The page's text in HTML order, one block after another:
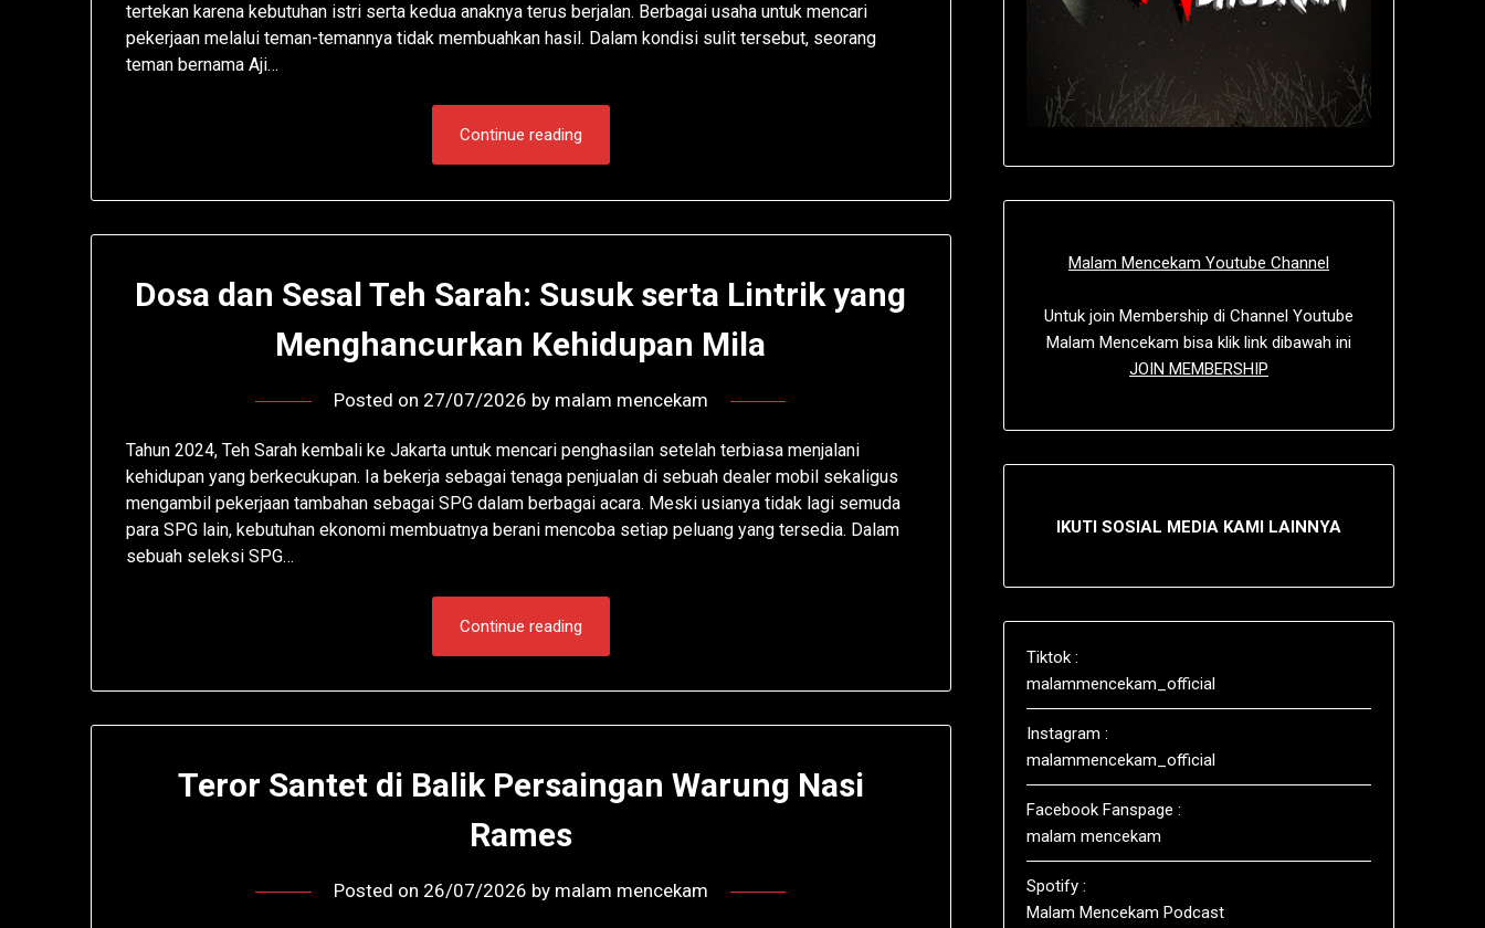
tertekan karena kebutuhan istri serta kedua anaknya terus berjalan. Berbagai usaha untuk mencari
pekerjaan melalui teman-temannya tidak membuahkan hasil. Dalam kondisi sulit tersebut, seorang
teman bernama Aji…
Continue reading
Dosa dan Sesal Teh Sarah: Susuk serta Lintrik yang
Menghancurkan Kehidupan Mila
Posted on 27/07/2026 by malam mencekam
Tahun 2024, Teh Sarah kembali ke Jakarta untuk mencari penghasilan setelah terbiasa menjalani
kehidupan yang berkecukupan. Ia bekerja sebagai tenaga penjualan di sebuah dealer mobil sekaligus
mengambil pekerjaan tambahan sebagai SPG dalam berbagai acara. Meski usianya tidak lagi semuda
para SPG lain, kebutuhan ekonomi membuatnya berani mencoba setiap peluang yang tersedia. Dalam
sebuah seleksi SPG…
Continue reading
Teror Santet di Balik Persaingan Warung Nasi
Rames
Posted on 26/07/2026 by malam mencekam
Malam Mencekam Youtube Channel
Untuk join Membership di Channel Youtube
Malam Mencekam bisa klik link dibawah ini
JOIN MEMBERSHIP
IKUTI SOSIAL MEDIA KAMI LAINNYA
Tiktok :
malammencekam_official
Instagram :
malammencekam_official
Facebook Fanspage :
malam mencekam
Spotify :
Malam Mencekam Podcast